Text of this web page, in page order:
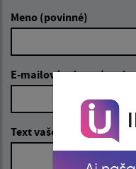
Meno (povinné)
E-mailová adresa
Text vašej správy